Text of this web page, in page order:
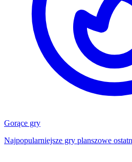
Gorące gry
Najpopularniejsze gry planszowe